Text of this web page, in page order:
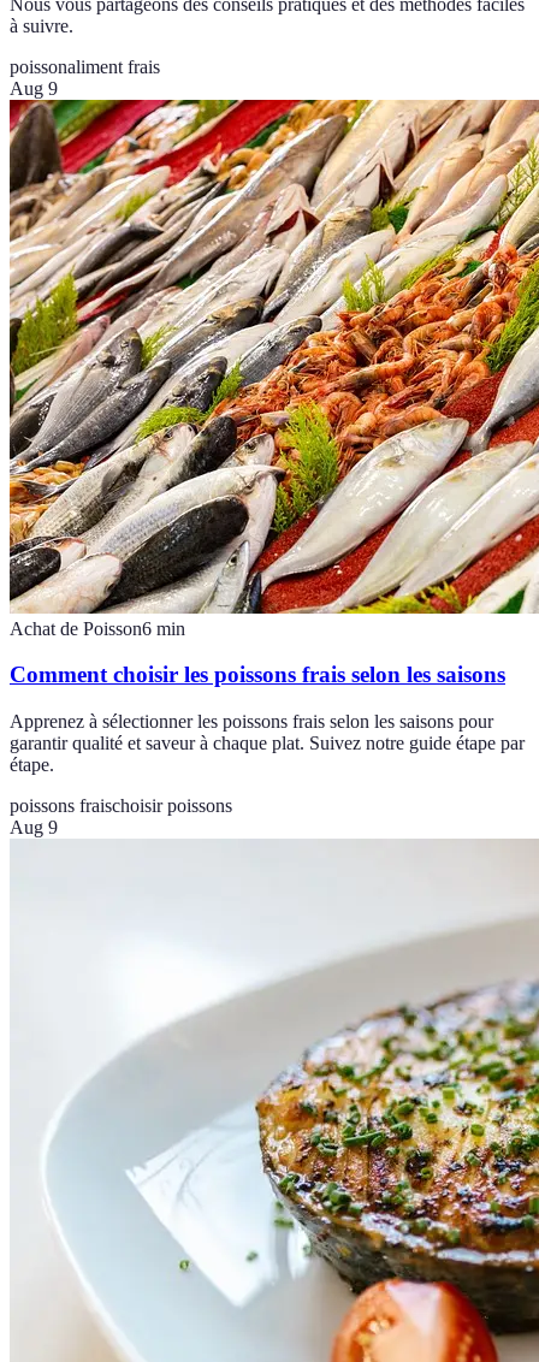
à suivre.
poissonaliment frais
Aug 9
Achat de Poisson6 min
Comment choisir les poissons frais selon les saisons
Apprenez à sélectionner les poissons frais selon les saisons pour
garantir qualité et saveur à chaque plat. Suivez notre guide étape par
étape.
poissons fraischoisir poissons
Aug 9